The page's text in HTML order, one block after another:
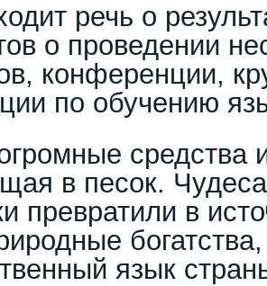
речь о
о проведении
конференции,
по обучению
средства
в песок.
превратили в
язык